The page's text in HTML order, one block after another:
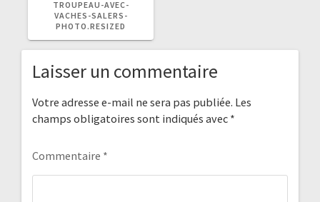
PRÉCÉDENT
:
TROUPEAU-AVEC-
VACHES-SALERS-
PHOTO.RESIZED
Laisser un commentaire
Votre adresse e-mail ne sera pas publiée. Les
champs obligatoires sont indiqués avec *
Commentaire *